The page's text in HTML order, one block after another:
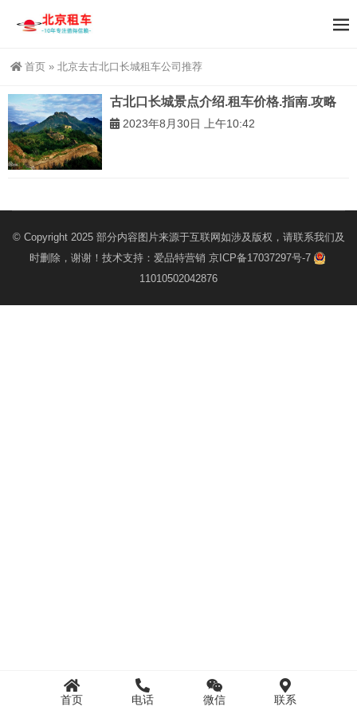
首页 » 北京去古北口长城租车公司推荐
古北口长城景点介绍.租车价格.指南.攻略
2023年8月30日 上午10:42
© Copyright 2025 部分内容图片来源于互联网如涉及版权，请联系我们及
时删除，谢谢！技术支持： 爱品特营销 京ICP备17037297号-7
11010502042876
首页 电话 微信 联系